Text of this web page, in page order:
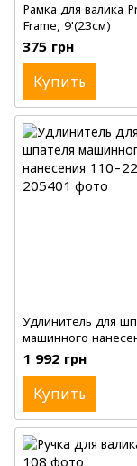
Рамка для валика
Frame, 9'(23см)
375 грн
Купить
Удлинитель для
машинного
220см
1 992 грн
Купить